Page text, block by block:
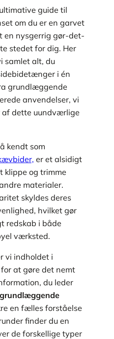
guide til
om du er en garvet
en nysgerrig gør-det-
stedet for dig. Her
samlet alt, du
i én
grundlæggende
anvendelser, vi
dette uundværlige
kendt som
er et alsidigt
og trimme
materialer.
skyldes deres
hvilket gør
redskab i både
værksted.
vi indholdet i
at gøre det nemt
du leder
grundlæggende
en fælles forståelse
finder du en
de forskellige typer